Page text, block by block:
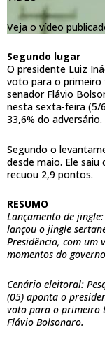
Veja o vídeo
Segundo lugar
O presidente Luiz
voto para o primeiro
senador Flávio
nesta sexta-feira (5/
33,6% do adversário.
Segundo o
desde maio. Ele saiu
recuou 2,9 pontos.
RESUMO
Lançamento de
lançou o jingle
Presidência, com um
momentos do
Cenário eleitoral:
(05) aponta o
voto para o primeiro
Flávio Bolsonaro.